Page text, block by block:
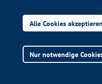
Alle Cookies akzeptieren
Nur notwendige